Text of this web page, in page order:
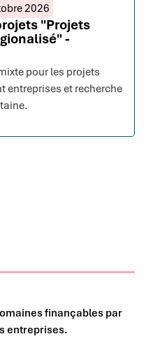
2026
"Projets
-
pour les projets
entreprises et recherche
finançables par
entreprises.